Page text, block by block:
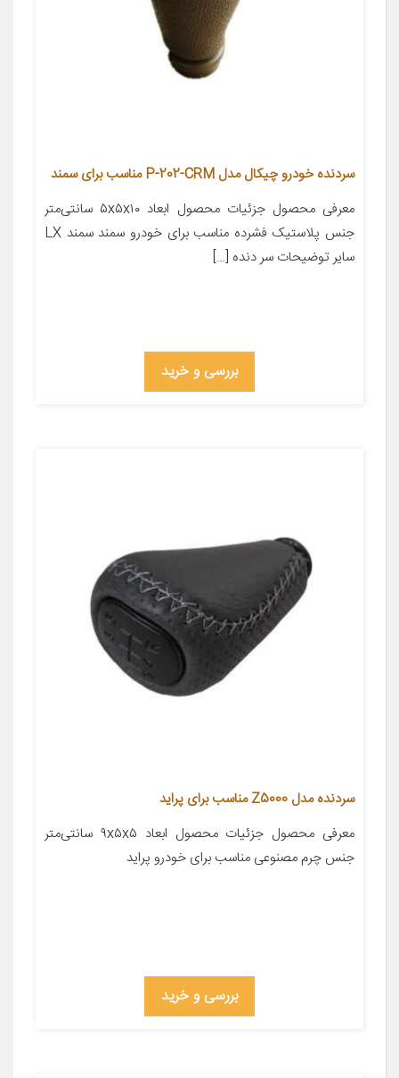
سردنده خودرو چیکال مدل P-202-CRM مناسب برای سمند
معرفی محصول جزئیات محصول ابعاد ۵x۵x۱۰ سانتی‌متر
جنس پلاستیک فشرده مناسب برای خودرو سمند سمند LX
سایر توضیحات سر دنده […]
بررسی و خرید
سردنده مدل Z5000 مناسب برای پراید
معرفی محصول جزئیات محصول ابعاد ۹x۵x۵ سانتی‌متر
جنس چرم مصنوعی مناسب برای خودرو پراید
بررسی و خرید